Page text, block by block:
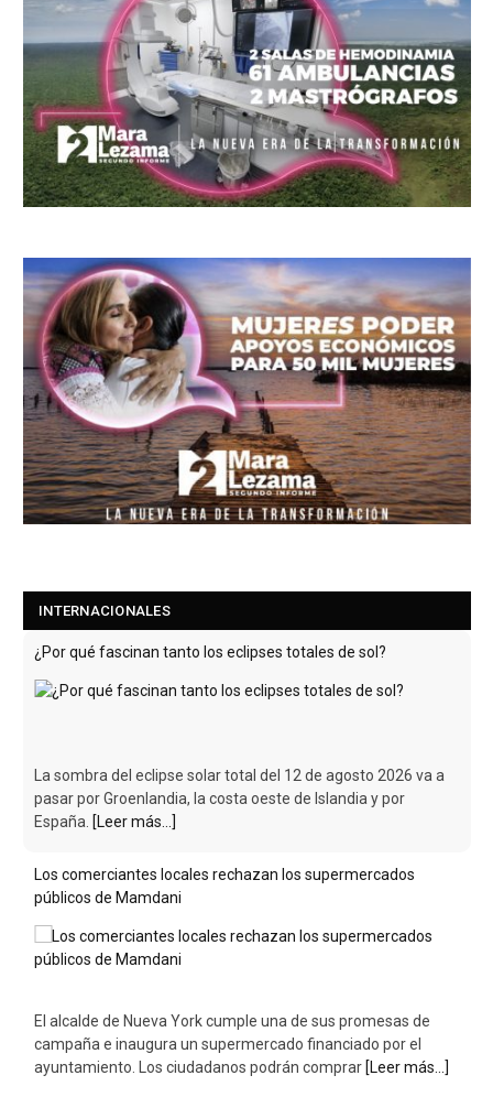
INTERNACIONALES
¿Por qué fascinan tanto los eclipses totales de sol?
La sombra del eclipse solar total del 12 de agosto 2026 va a
pasar por Groenlandia, la costa oeste de Islandia y por
España. [Leer más...]
Los comerciantes locales rechazan los supermercados
públicos de Mamdani
El alcalde de Nueva York cumple una de sus promesas de
campaña e inaugura un supermercado financiado por el
ayuntamiento. Los ciudadanos podrán comprar [Leer más...]